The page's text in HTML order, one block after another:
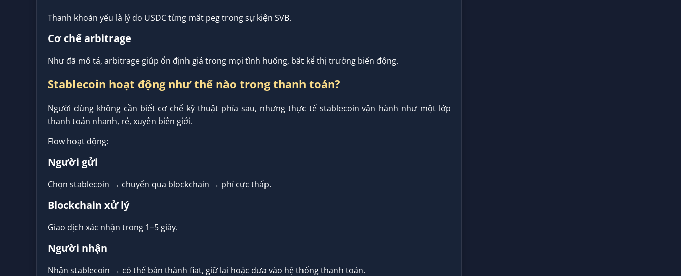
Thanh khoản yếu là lý do USDC từng mất peg trong sự kiện SVB.
Cơ chế arbitrage
Như đã mô tả, arbitrage giúp ổn định giá trong mọi tình huống, bất kể thị trường biến động.
Stablecoin hoạt động như thế nào trong thanh toán?
Người dùng không cần biết cơ chế kỹ thuật phía sau, nhưng thực tế stablecoin vận hành như một lớp
thanh toán nhanh, rẻ, xuyên biên giới.
Flow hoạt động:
Người gửi
Chọn stablecoin → chuyển qua blockchain → phí cực thấp.
Blockchain xử lý
Giao dịch xác nhận trong 1–5 giây.
Người nhận
Nhận stablecoin → có thể bán thành fiat, giữ lại hoặc đưa vào hệ thống thanh toán.